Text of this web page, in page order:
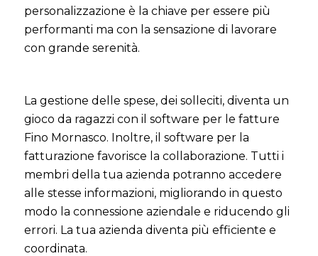
personalizzazione è la chiave per essere più
performanti ma con la sensazione di lavorare
con grande serenità.
La gestione delle spese, dei solleciti, diventa un
gioco da ragazzi con il software per le fatture
Fino Mornasco. Inoltre, il software per la
fatturazione favorisce la collaborazione. Tutti i
membri della tua azienda potranno accedere
alle stesse informazioni, migliorando in questo
modo la connessione aziendale e riducendo gli
errori. La tua azienda diventa più efficiente e
coordinata.